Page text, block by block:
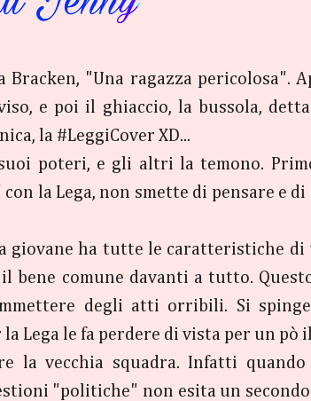
"Una ragazza pericolosa".
e poi il ghiaccio, la bussola,
la #LeggiCover XD...
poteri, e gli altri la temono.
la Lega, non smette di pensare e
giovane ha tutte le caratteristiche di
comune davanti a tutto.
degli atti orribili. Si
Lega le fa perdere di vista per un
la vecchia squadra. Infatti
"politiche" non esita un